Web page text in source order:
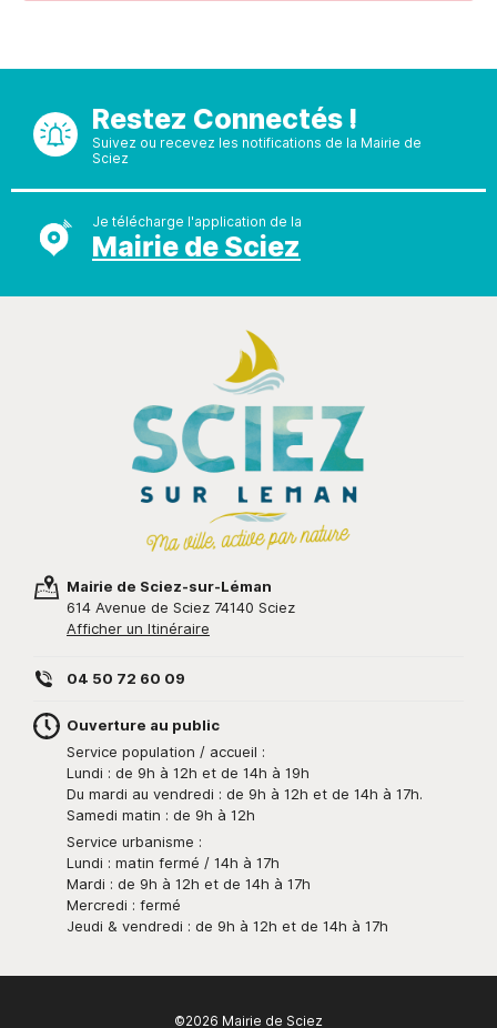
Restez Connectés !
Suivez ou recevez les notifications de la Mairie de
Sciez
Je télécharge l'application de la
Mairie de Sciez
Mairie de Sciez-sur-Léman
614 Avenue de Sciez 74140 Sciez
Afficher un Itinéraire
04 50 72 60 09
Ouverture au public
Service population / accueil :
Lundi : de 9h à 12h et de 14h à 19h
Du mardi au vendredi : de 9h à 12h et de 14h à 17h.
Samedi matin : de 9h à 12h
Service urbanisme :
Lundi : matin fermé / 14h à 17h
Mardi : de 9h à 12h et de 14h à 17h
Mercredi : fermé
Jeudi & vendredi : de 9h à 12h et de 14h à 17h
©2026 Mairie de Sciez